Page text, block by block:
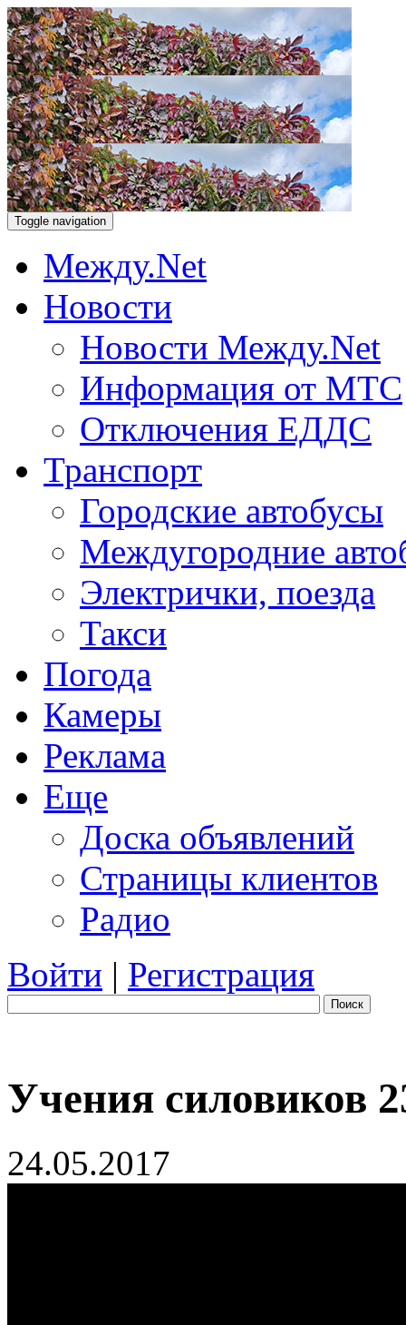
Toggle navigation
Между.Net
Новости
Новости Между.Net
Информация от МТС
Отключения ЕДДС
Транспорт
Городские автобусы
Междугородние
Электрички, поезда
Такси
Погода
Камеры
Реклама
Еще
Доска объявлений
Страницы клиентов
Радио
Войти | Регистрация
Поиск
Учения силовиков
24.05.2017